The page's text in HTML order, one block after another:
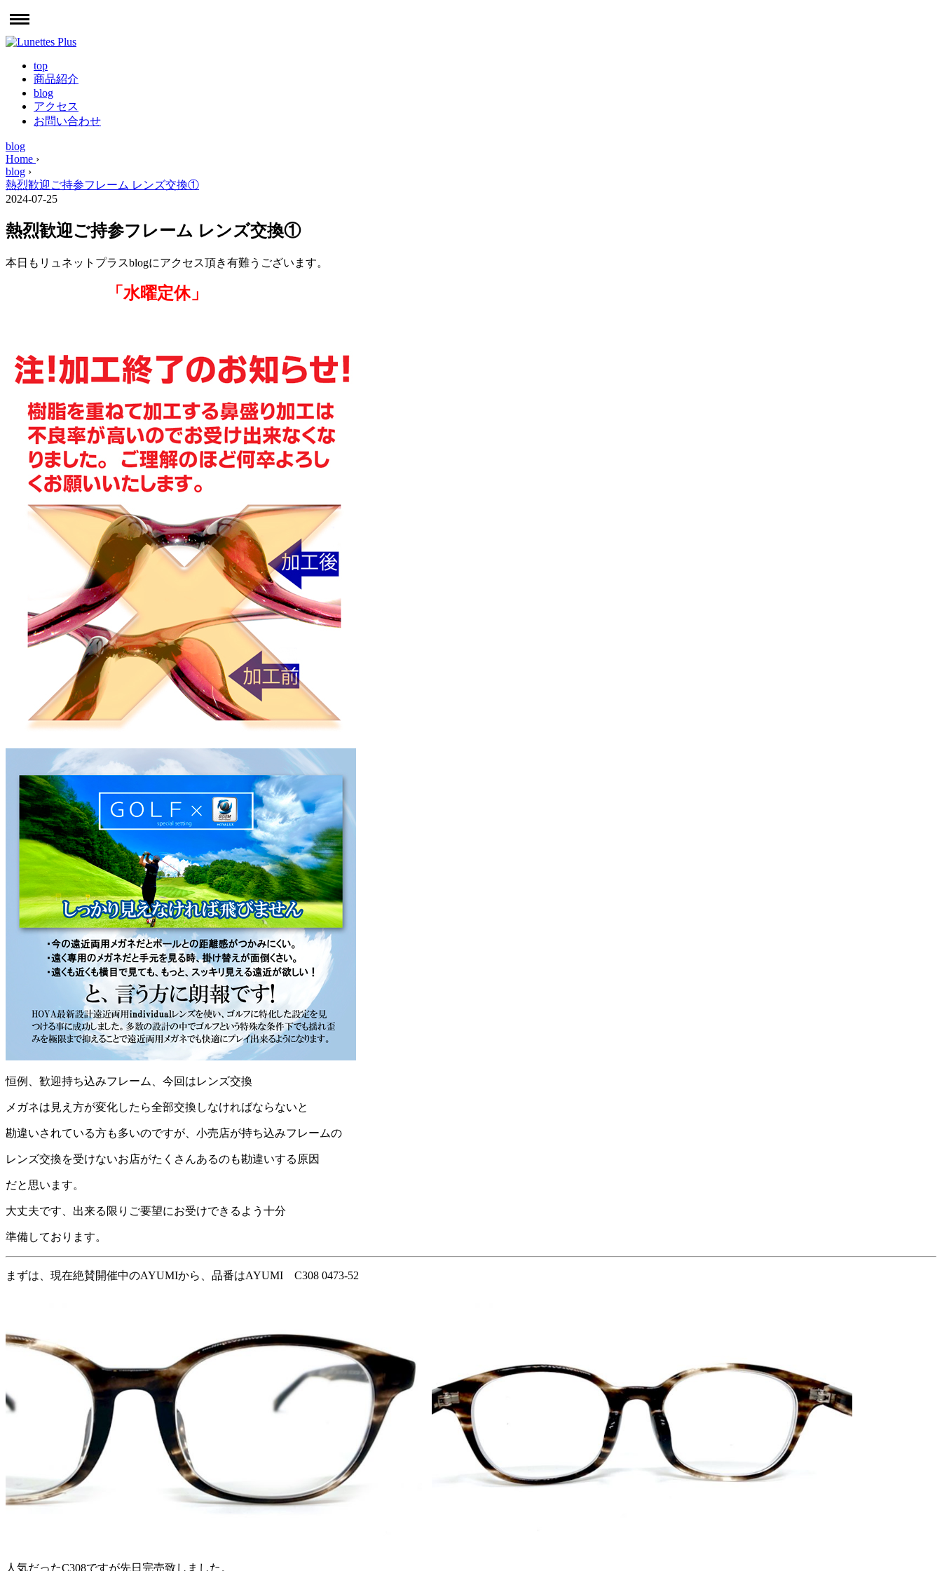
top
商品紹介
blog
アクセス
お問い合わせ
blog
Home ›
blog ›
熱烈歓迎ご持参フレーム レンズ交換①
2024-07-25
熱烈歓迎ご持参フレーム レンズ交換①
本日もリュネットプラスblogにアクセス頂き有難うございます。
「水曜定休」
恒例、歓迎持ち込みフレーム、今回はレンズ交換
メガネは見え方が変化したら全部交換しなければならないと
勘違いされている方も多いのですが、小売店が持ち込みフレームの
レンズ交換を受けないお店がたくさんあるのも勘違いする原因
だと思います。
大丈夫です、出来る限りご要望にお受けできるよう十分
準備しております。
まずは、現在絶賛開催中のAYUMIから、品番はAYUMI C308 0473-52
人気だったC308ですが先日完売致しました。